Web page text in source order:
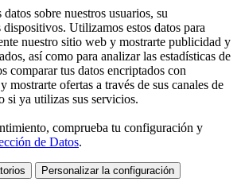
sobre nuestros usuarios, su
Utilizamos estos datos para
nuestro sitio web y mostrarte publicidad y
así como para analizar las estadísticas de
comparar tus datos encriptados con
mostrarte ofertas a través de sus canales de
si ya utilizas sus servicios.
comprueba tu configuración y
de Datos.
Personalizar la configuración